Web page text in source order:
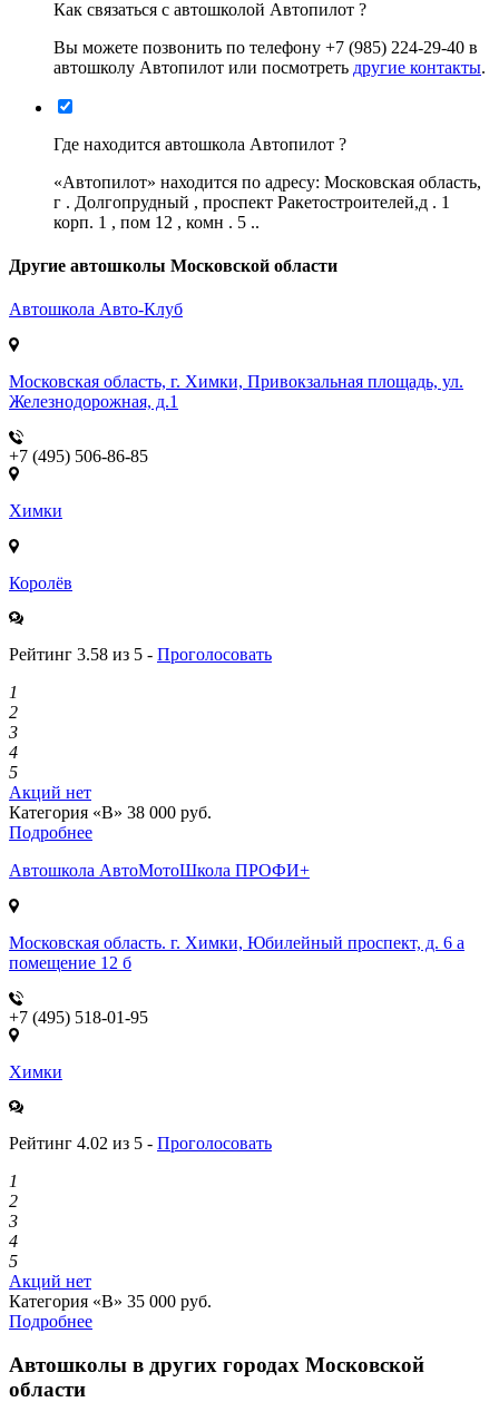
Как связаться с автошколой Автопилот ?
Вы можете позвонить по телефону +7 (985) 224-29-40 в
автошколу Автопилот или посмотреть другие контакты.
Где находится автошкола Автопилот ?
«Автопилот» находится по адресу: Московская область,
г . Долгопрудный , проспект Ракетостроителей,д . 1
корп. 1 , пом 12 , комн . 5 ..
Другие автошколы Московской области
Автошкола Авто-Клуб
Московская область, г. Химки, Привокзальная площадь, ул.
Железнодорожная, д.1
+7 (495) 506-86-85
Химки
Королёв
Рейтинг 3.58 из 5 - Проголосовать
1
2
3
4
5
Акций нет
Категория «B» 38 000 руб.
Подробнее
Автошкола АвтоМотоШкола ПРОФИ+
Московская область. г. Химки, Юбилейный проспект, д. 6 а
помещение 12 б
+7 (495) 518-01-95
Химки
Рейтинг 4.02 из 5 - Проголосовать
1
2
3
4
5
Акций нет
Категория «B» 35 000 руб.
Подробнее
Автошколы в других городах Московской
области